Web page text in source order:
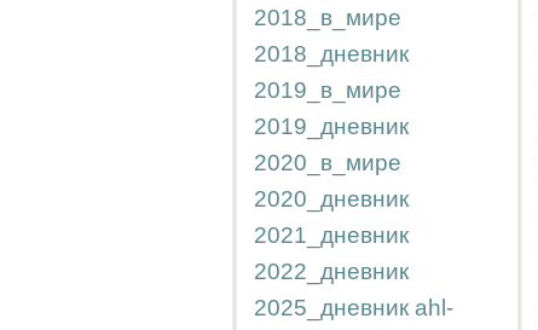
2018_в_мире
2018_дневник
2019_в_мире
2019_дневник
2020_в_мире
2020_дневник
2021_дневник
2022_дневник
2025_дневник ahl-